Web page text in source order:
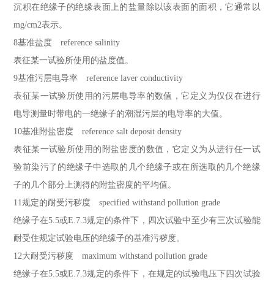
沉积在绝缘子的绝缘表面上的盐量除以该表面的面积，它通常以
mg/cm2表示。
8基准盐度 reference salinity
表征某一试验所使用的盐度值。
9基准污层电导率 reference laver conductivity
表征某一试验所使用的污层电导率的数值，它定义为仅仅在进行
电导测量时带电的一绝缘子的潮湿污层的电导率的大值。
10基准附盐密度 reference salt deposit density
表征某一试验所使用的附盐密度的数值，它定义为从进行任一试
验前染污了的绝缘子中选取的几个绝缘子或在所选取的几个绝缘
子的几个部分上测得的附盐密度的平均值。
11规定的耐受污秽度 specified withstand pollution grade
绝缘子在5.5或E.7.3规定的条件下，四次试验中至少有三次试验能
耐受住规定试验电压的绝缘子的基准污秽度。
12大耐受污秽度 maximum withstand pollution grade
绝缘子在5.5或E.7.3规定的条件下，在规定的试验电压下四次试验